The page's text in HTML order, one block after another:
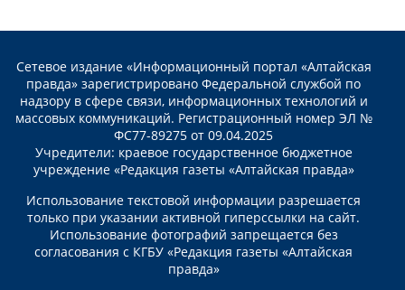
Сетевое издание «Информационный портал «Алтайская
правда» зарегистрировано Федеральной службой по
надзору в сфере связи, информационных технологий и
массовых коммуникаций. Регистрационный номер ЭЛ №
ФС77-89275 от 09.04.2025
Учредители: краевое государственное бюджетное
учреждение «Редакция газеты «Алтайская правда»
Использование текстовой информации разрешается
только при указании активной гиперссылки на сайт.
Использование фотографий запрещается без
согласования с КГБУ «Редакция газеты «Алтайская
правда»